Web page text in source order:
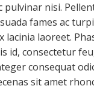
pulvinar nisi.
fames ac
laoreet.
id, consectetur
consequat
sit amet